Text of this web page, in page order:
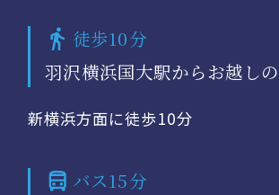
徒歩10分
羽沢横浜国大駅からお越し
新横浜方面に徒歩10分
バス15分